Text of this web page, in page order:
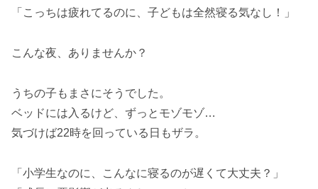
「こっちは疲れてるのに、子どもは全然寝る気なし！」
こんな夜、ありませんか？
うちの子もまさにそうでした。
ベッドには入るけど、ずっとモゾモゾ…
気づけば22時を回っている日もザラ。
「小学生なのに、こんなに寝るのが遅くて大丈夫？」